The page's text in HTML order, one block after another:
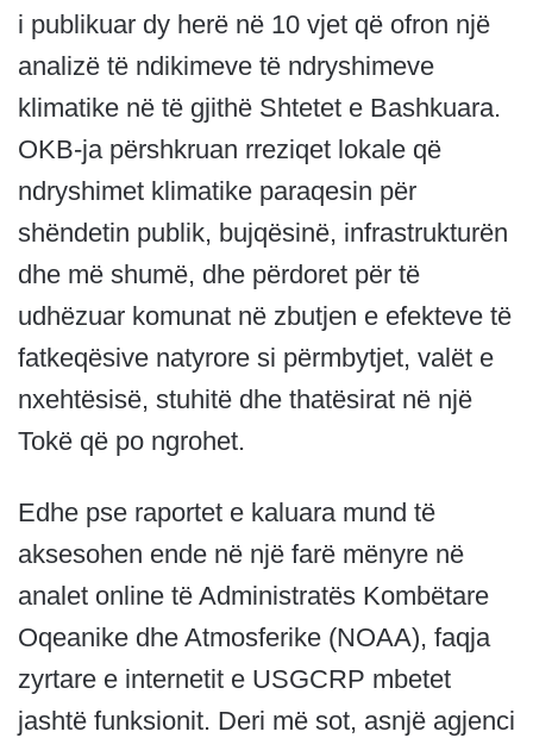
i publikuar dy herë në 10 vjet që ofron një
analizë të ndikimeve të ndryshimeve
klimatike në të gjithë Shtetet e Bashkuara.
OKB-ja përshkruan rreziqet lokale që
ndryshimet klimatike paraqesin për
shëndetin publik, bujqësinë, infrastrukturën
dhe më shumë, dhe përdoret për të
udhëzuar komunat në zbutjen e efekteve të
fatkeqësive natyrore si përmbytjet, valët e
nxehtësisë, stuhitë dhe thatësirat në një
Tokë që po ngrohet.
Edhe pse raportet e kaluara mund të
aksesohen ende në një farë mënyre në
analet online të Administratës Kombëtare
Oqeanike dhe Atmosferike (NOAA), faqja
zyrtare e internetit e USGCRP mbetet
jashtë funksionit. Deri më sot, asnjë agjenci